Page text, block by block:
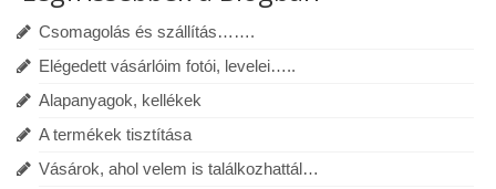
Csomagolás és szállítás…….
Elégedett vásárlóim fotói, levelei…..
Alapanyagok, kellékek
A termékek tisztítása
Vásárok, ahol velem is találkozhattál…